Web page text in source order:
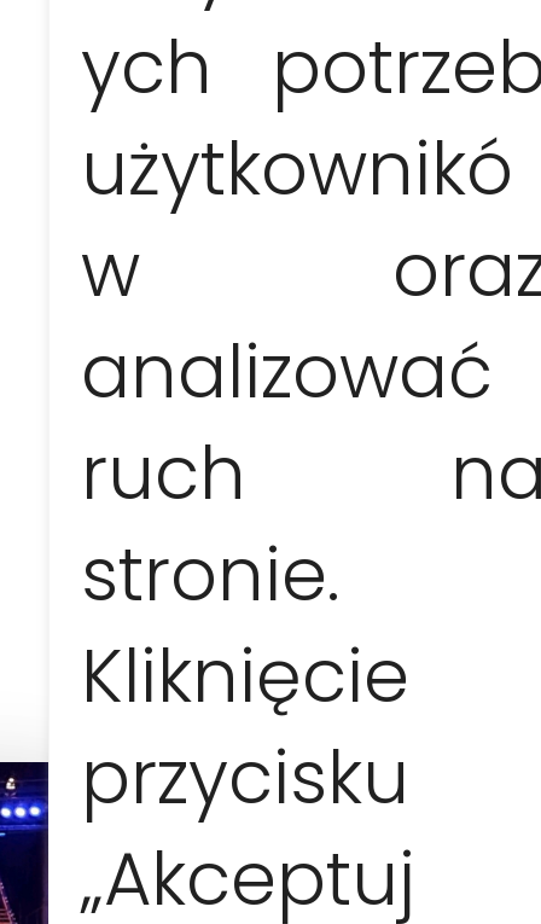
ych
użytkownikó
w
analizować
ruch na
stronie.
Kliknięcie
przycisku
„Akceptuj
Traslado con un clásico
americano
(salida – 8.30, retorno – 16.30)
150 EUR / 1-4 pers.
Vuelta en un convertible
30 EUR / 1-4 pers.
Suplemento por el
70 EUR / 1-4 pers.